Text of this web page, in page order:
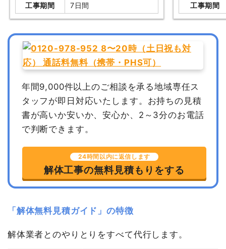
工事期間
7日間
工事期間
年間9,000件以上のご相談を承る地域専任ス
タッフが即日対応いたします。 お持ちの見積
書が高いか安いか、安心か、2～3分のお電話
で判断できます。
24時間以内に返信します
解体工事の無料見積もりをする
「解体無料見積ガイド」の特徴
解体業者とのやりとりをすべて代行します。